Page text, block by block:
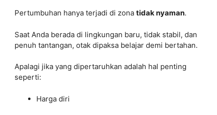
Pertumbuhan hanya terjadi di zona tidak nyaman.
Saat Anda berada di lingkungan baru, tidak stabil, dan
penuh tantangan, otak dipaksa belajar demi bertahan.
Apalagi jika yang dipertaruhkan adalah hal penting
seperti:
Harga diri